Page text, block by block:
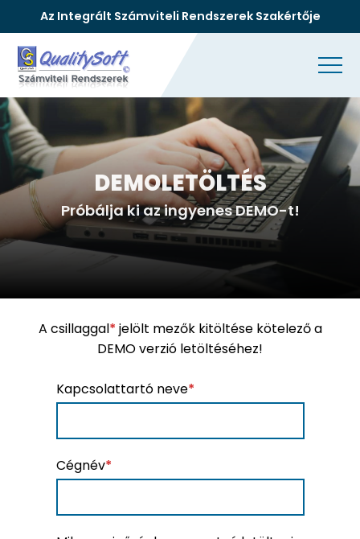
Az Integrált Számviteli Rendszerek Szakértője
DEMOLETÖLTÉS
Próbálja ki az ingyenes DEMO-t!
A csillaggal* jelölt mezők kitöltése kötelező a
DEMO verzió letöltéséhez!
Kapcsolattartó neve*
Cégnév*